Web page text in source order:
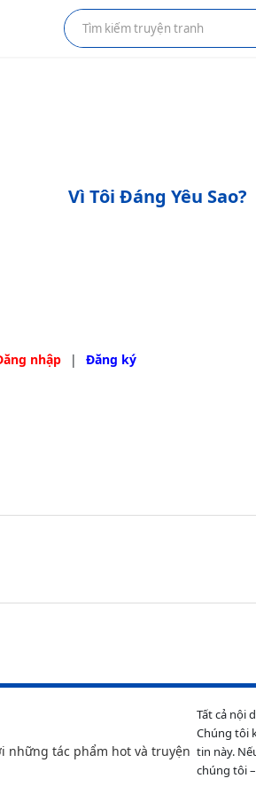
Vì Tôi Đáng Yêu Sao?
nhập | Đăng ký
những tác phẩm hot và truyện
Tất cả nội
Chúng tôi
tin này.
chúng tôi